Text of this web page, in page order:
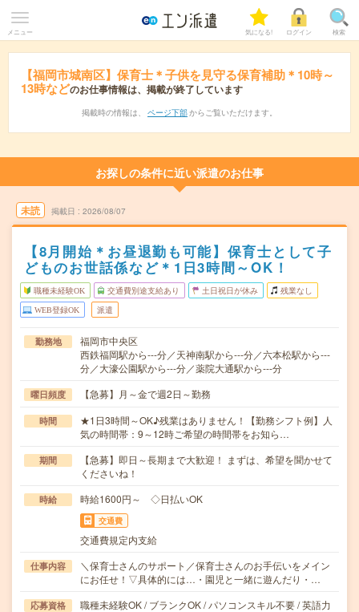
メニュー 気になる! ログイン 検索
【福岡市城南区】保育士＊子供を見守る保育補助＊10時～
13時などのお仕事情報は、掲載が終了しています
掲載時の情報は、 ページ下部 からご覧いただけます。
お探しの条件に近い派遣のお仕事
未読 掲載日 2026/08/07
【8月開始＊お昼退勤も可能】保育士として子
どものお世話係など＊1日3時間～OK！
職種未経験OK 交通費別途支給あり 土日祝日が休み 残業なし
WEB登録OK 派遣
勤務地
福岡市中央区
西鉄福岡駅から---分／天神南駅から---分／六本松駅から---
分／大濠公園駅から---分／薬院大通駅から---分
曜日頻度 【急募】月～金で週2日～勤務
時間
★1日3時間～OK♪残業はありません！【勤務シフト例】人
気の時間帯：9～12時ご希望の時間帯をお知ら…
期間
【急募】即日～長期まで大歓迎！ まずは、希望を聞かせて
くださいね！
時給 時給1600円～ ◇日払いOK
交通費
交通費規定内支給
仕事内容
＼保育士さんのサポート／保育士さんのお手伝いをメイン
にお任せ！▽具体的には…・園児と一緒に遊んだり・…
応募資格
職種未経験OK / ブランクOK / パソコンスキル不要 / 英語力